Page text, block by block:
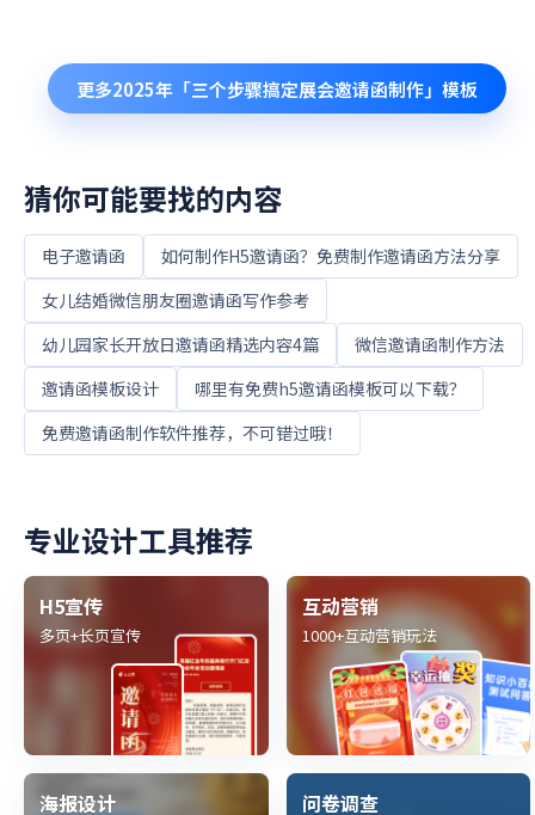
更多2025年「三个步骤搞定展会邀请函制作」 模板
猜你可能要找的内容
电子邀请函
如何制作H5邀请函？免费制作邀请函方法分享
女儿结婚微信朋友圈邀请函写作参考
幼儿园家长开放日邀请函精选内容4篇
微信邀请函制作方法
邀请函模板设计
哪里有免费h5邀请函模板可以下载？
免费邀请函制作软件推荐，不可错过哦！
专业设计工具推荐
H5宣传
多页+长页宣传
互动营销
1000+互动营销玩法
海报设计 问卷调查